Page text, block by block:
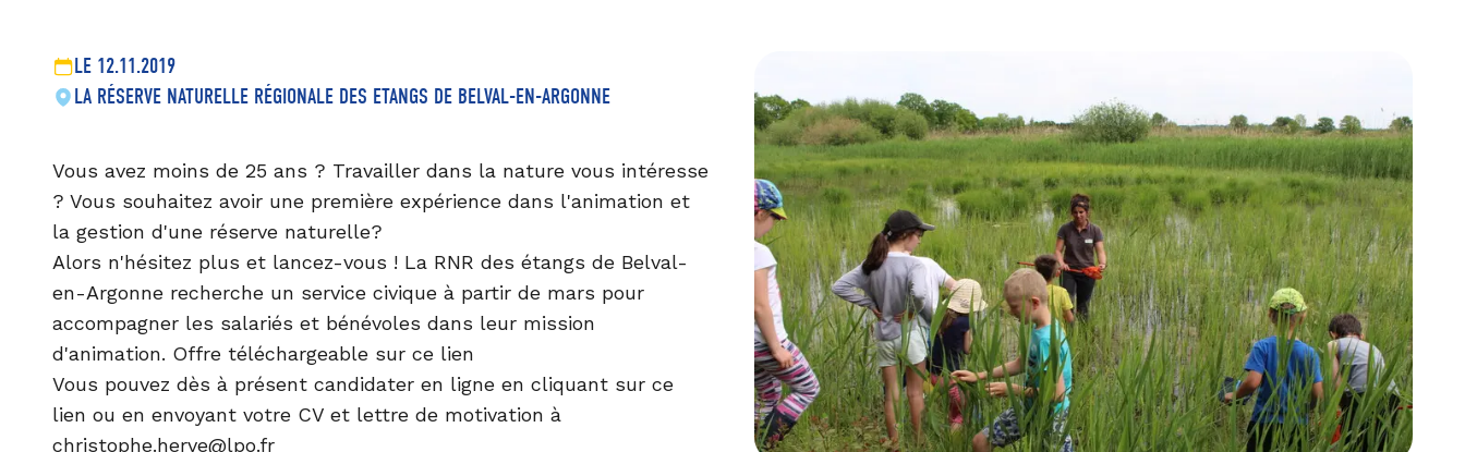
LE 12.11.2019
LA RÉSERVE NATURELLE RÉGIONALE DES ETANGS DE BELVAL-EN-ARGONNE
Vous avez moins de 25 ans ? Travailler dans la nature vous intéresse
? Vous souhaitez avoir une première expérience dans l'animation et
la gestion d'une réserve naturelle?
Alors n'hésitez plus et lancez-vous ! La RNR des étangs de Belval-
en-Argonne recherche un service civique à partir de mars pour
accompagner les salariés et bénévoles dans leur mission
d'animation. Offre téléchargeable sur ce lien
Vous pouvez dès à présent candidater en ligne en cliquant sur ce
lien ou en envoyant votre CV et lettre de motivation à
christophe.herve@lpo.fr